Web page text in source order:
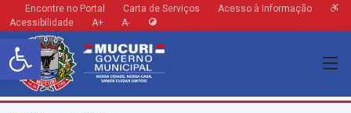
Encontre no Portal Carta de Serviços
Acesso à Informação
Acessibilidade
A+ A-
Barra de Ferramentas Aberta